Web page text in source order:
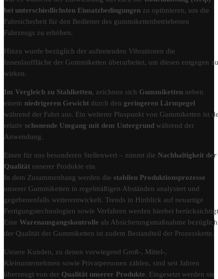
bei unterschiedlichsten Einsatzbedingungen zu optimieren, um die
Fahrsicherheit für den Bediener des gummikettenbetriebenen
Fahrzeugs zu erhöhen.
Hinzu wurde bezüglich der auftretenden Vibrationen die
Innenlauffläche der Gummiketten überarbeitet, um diesen entgegen zu
wirken.
Im Vergleich zu Stahlketten, zeichnen sich Gummiketten neben
einem niedrigeren Gewicht durch den geringeren Lärmpegel
während der Fahrt aus. Ein weiterer Pluspunkt von Gummiketten ist
relativ schonende Umgang mit dem Untergrund während der
Anwendung.
Einen für uns besonderen Stellenwert – nimmt die Nachhaltigkeit der
Qualität unserer Produkte ein.
In dem Zusammenhang werden die stabilen Produktionsprozesse
unserer Gummiketten in regelmäßigen Abständen analysiert und
gegebenenfalls weiterentwickelt. Trends in Hinblick auf neuartige
Fertigungstechnologien sowie Verfahren werden hierbei
Eine Warenausgangskontrolle als Absicherungsmaßnahme bezüglich
der Qualität der Gummiketten ist zudem Bestandteil der Prozesskette.
Unsere Kunden, zu denen vorwiegend Groß-, Mittel-,
Kleinunternehmen sowie Privatpersonen zählen, sind seit Jahren
überzeugt von der Qualität unserer Produkte. Eingesetzt werden sie